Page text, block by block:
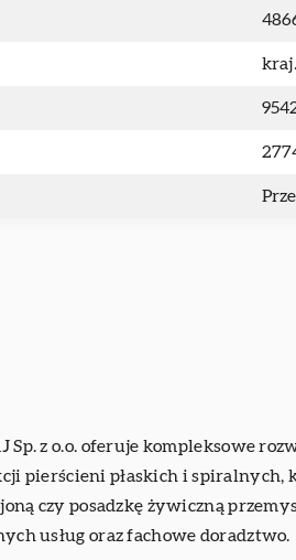
Sp. z o.o. oferuje kompleksowe
pierścieni płaskich i spiralnych,
czy posadzkę żywiczną
usług oraz fachowe doradztwo.